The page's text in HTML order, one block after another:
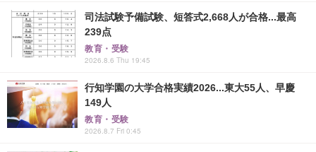
司法試験予備試験、短答式2,668人が合格...最高
239点
教育・受験
2026.8.6 Thu 19:45
行知学園の大学合格実績2026...東大55人、早慶
149人
教育・受験
2026.8.7 Fri 0:45